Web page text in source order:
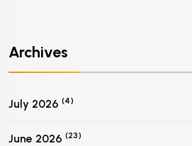
Archives
July 2026 (4)
June 2026 (23)